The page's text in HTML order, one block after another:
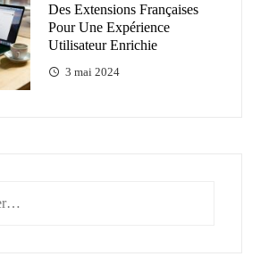
Des Extensions Françaises
Pour Une Expérience
Utilisateur Enrichie
3 mai 2024